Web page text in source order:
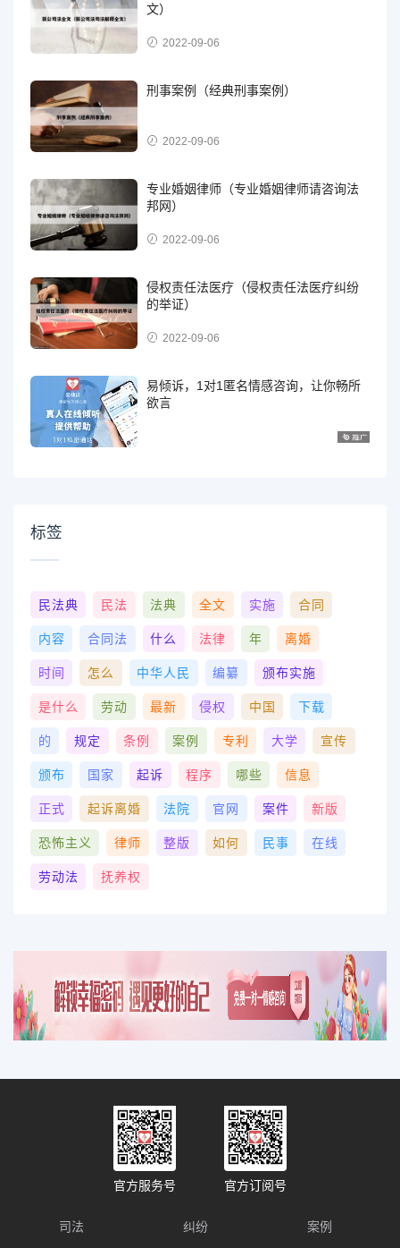
文）
2022-09-06
刑事案例（经典刑事案例）
2022-09-06
专业婚姻律师（专业婚姻律师请咨询法
邦网）
2022-09-06
侵权责任法医疗（侵权责任法医疗纠纷
的举证）
2022-09-06
易倾诉，1对1匿名情感咨询，让你畅所
欲言
标签
民法典 民法 法典 全文 实施 合同
内容 合同法 什么 法律 年 离婚
时间 怎么 中华人民 编纂 颁布实施
是什么 劳动 最新 侵权 中国 下载
的 规定 条例 案例 专利 大学 宣传
颁布 国家 起诉 程序 哪些 信息
正式 起诉离婚 法院 官网 案件 新版
恐怖主义 律师 整版 如何 民事 在线
劳动法 抚养权
官方服务号 官方订阅号
司法 纠纷 案例